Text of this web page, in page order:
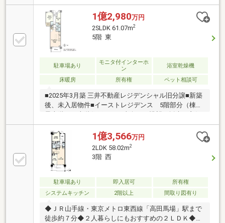
スやゲストルームなど共用施設が充実◆現在空室の
為、即引渡し可能です【株式会社リビングライフ】創
業35年の信頼で未公開情報多数のリビングライフがご
紹介します。宅建士×FP×住宅ローンアドバイザーの資
格を併せ持つ『ライフ・エキスパート・プランナー』
がお客様の老後も見据えたライフプランを無料作成。
お気軽にご相談下さい！☆物件のお問合せは〈0120-
1億2,980万円
2SLDK 61.07m2
5階 東
駐車場あり
モニタ付インターホ
ン
浴室乾燥機
床暖房 所有権 ペット相談可
■2025年3月築 三井不動産レジデンシャル旧分譲■新築
後、未入居物件■イーストレジデンス 5階部分（棟内
■複数路線利用可能な好立地 山手線・東西線『高田
馬場』駅徒歩7分■充実したセキュリティ■ペット飼育
可（細則有り）【充実の共用施設・サービス（一部有
償）】◆スタディブース◆マルチスタジオ◆ミーティ
ングスペース◆居住者専用マンション内学童保育サー
ビス◆ゲストルーム◆パーティールーム◆キッズコー
ナー
1億3,566万円
2LDK 58.02m2
3階 西
駐車場あり 即入居可
所有権
システムキッチン
2階以上 間取り図有り
◆ＪＲ山手線・東京メトロ東西線「高田馬場」駅まで
徒歩約７分◆２人暮らしにもおすすめの２ＬＤＫ◆玄